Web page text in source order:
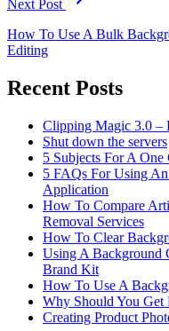
Next Post
How To Use A Bulk
Editing
Recent Posts
Clipping Magic 3.0 –
Shut down the servers
5 Subjects For A
5 FAQs For Using
Application
How To Compare
Removal Services
How To Clear
Using A Background
Brand Kit
How To Use A
Why Should You Get
Creating Product